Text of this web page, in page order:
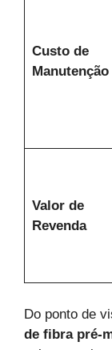
Custo de
Manutenção
Valor de
Revenda
Do ponto de
de fibra pré-